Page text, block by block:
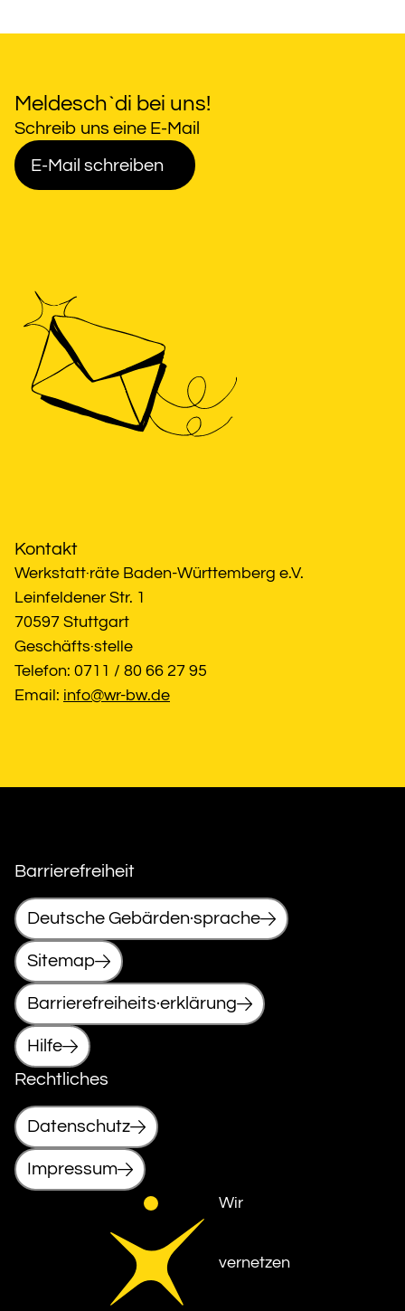
Meldesch`di bei uns!
Schreib uns eine E-Mail
E-Mail schreiben
Kontakt
Werkstatt·räte Baden-Württemberg e.V.
Leinfeldener Str. 1
70597 Stuttgart
Geschäfts·stelle
Telefon: 0711 / 80 66 27 95
Email: info@wr-bw.de
Barrierefreiheit
Deutsche Gebärden·sprache
Sitemap
Barrierefreiheits·erklärung
Hilfe
Rechtliches
Datenschutz
Impressum
Wir
vernetzen